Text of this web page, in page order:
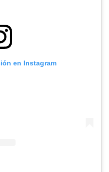
en Instagram